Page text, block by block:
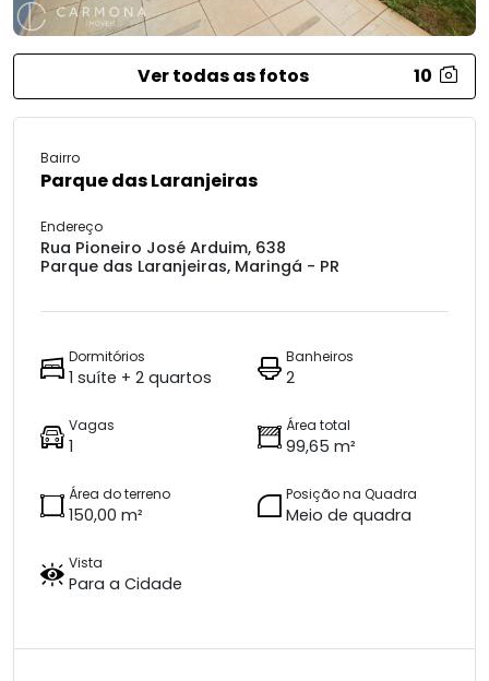
Ver todas as fotos 10
Bairro
Parque das Laranjeiras
Endereço
Rua Pioneiro José Arduim, 638
Parque das Laranjeiras, Maringá - PR
Dormitórios
1 suíte + 2 quartos
Banheiros
2
Vagas
1
Área total
99,65 m²
Área do terreno
150,00 m²
Posição na Quadra
Meio de quadra
Vista
Para a Cidade